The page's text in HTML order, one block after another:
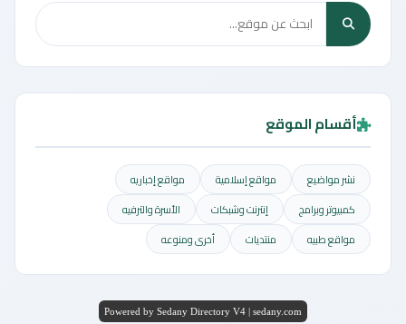
أقسام الموقع
نشر مواضيع مواقع إسلامية
مواقع إخباريه
كمبيوتر وبرامج
إنترنت وشبكات
الأسرة والترفيه
مواقع طبيه
منتديات أخرى ومنوعه
Powered by Sedany Directory V4 | sedany.com